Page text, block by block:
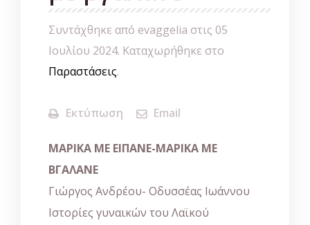
Συντάχθηκε από evaggelia στις 05
Ιουλίου 2024. Καταχωρήθηκε στο
Παραστάσεις.
Εκτύπωση Email
ΜΑΡΙΚΑ ΜΕ ΕΙΠΑΝΕ-ΜΑΡΙΚΑ ΜΕ
ΒΓΑΛΑΝΕ
Γιώργος Ανδρέου- Οδυσσέας Ιωάννου
Ιστορίες γυναικών του Λαϊκού